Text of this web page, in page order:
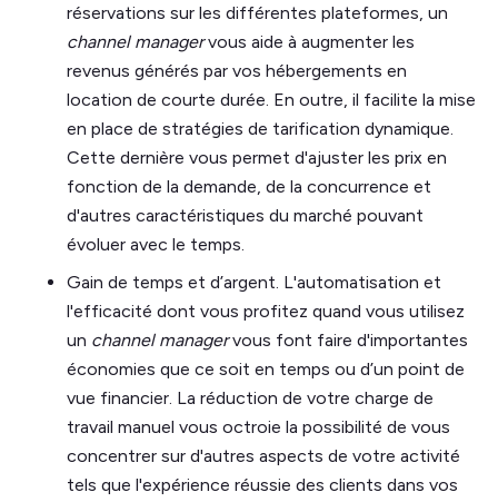
réservations sur les différentes plateformes, un
channel managervous aide à augmenter les
revenus générés par vos hébergements en
location de courte durée. En outre, il facilite la mise
en place de stratégies de tarification dynamique.
Cette dernière vous permet d'ajuster les prix en
fonction de la demande, de la concurrence et
d'autres caractéristiques du marché pouvant
évoluer avec le temps.
Gain de temps et d’argent. L'automatisation et
l'efficacité dont vous profitez quand vous utilisez
un channel managervous font faire d'importantes
économies que ce soit en temps ou d’un point de
vue financier. La réduction de votre charge de
travail manuel vous octroie la possibilité de vous
concentrer sur d'autres aspects de votre activité
tels que l'expérience réussie des clients dans vos